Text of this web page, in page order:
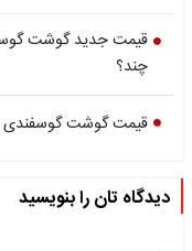
قیمت جدید گوشت
چند؟
قیمت گوشت گوسفندی
دیدگاه تان را بنویسید